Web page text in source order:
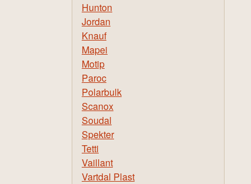
Hunton
Jordan
Knauf
Mapei
Motip
Paroc
Polarbulk
Scanox
Soudal
Spekter
Tetti
Vaillant
Vartdal Plast